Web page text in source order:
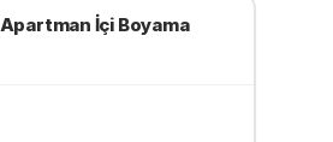
Apartman İçi Boyama